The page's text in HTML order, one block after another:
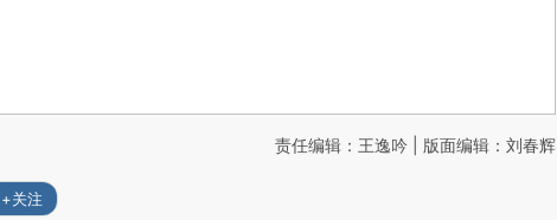
责任编辑：王逸吟 | 版面编辑：刘春辉
+关注